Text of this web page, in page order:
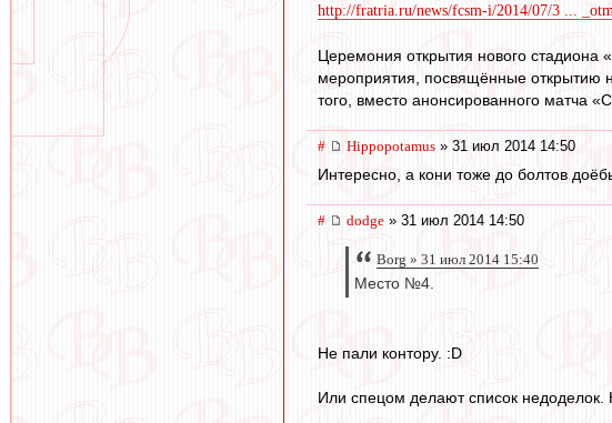
http://fratria.ru/news/fcsm-i/2014/07/3 ...
Церемония открытия нового стадиона
мероприятия, посвящённые открытию
того, вместо анонсированного матча
# Hippopotamus » 31 июл 2014 14:50
Интересно, а кони тоже до болтов
# dodge » 31 июл 2014 14:50
Borg » 31 июл 2014 15:40
Место №4.
Не пали контору. :D
Или спецом делают список недоделок.